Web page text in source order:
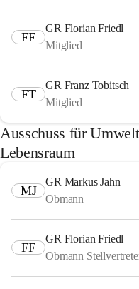
FF
GR Florian Friedl
Mitglied
FT
GR Franz Tobitsch
Mitglied
Ausschuss für
Lebensraum
MJ
GR Markus Jahn
Obmann
FF
GR Florian Friedl
Obmann